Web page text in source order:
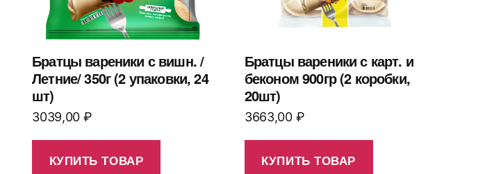
Братцы вареники с вишн. /
Летние/ 350г (2 упаковки, 24
шт)
3039,00 ₽
КУПИТЬ ТОВАР
Братцы вареники с карт. и
беконом 900гр (2 коробки,
20шт)
3663,00 ₽
КУПИТЬ ТОВАР